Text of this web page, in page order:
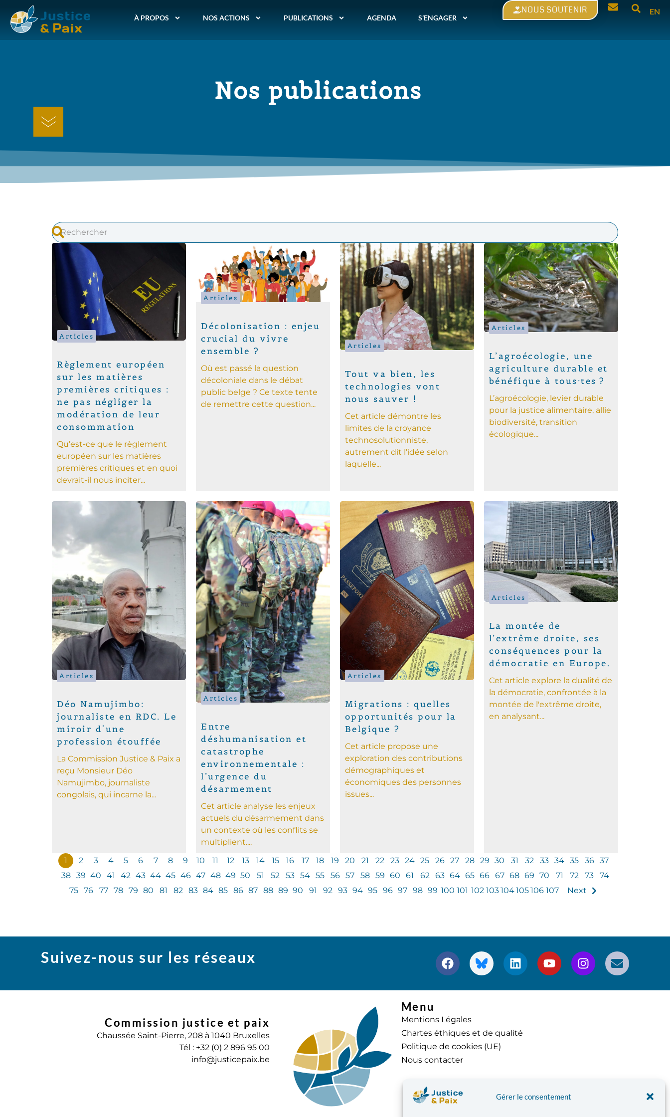
Gérer le consentement
À PROPOS NOS ACTIONS PUBLICATIONS AGENDA S’ENGAGER
NOUS SOUTENIR EN
Nos publications
Articles
Règlement européen
sur les matières
premières critiques :
ne pas négliger la
modération de leur
consommation
Qu’est-ce que le règlement
européen sur les matières
premières critiques et en quoi
devrait-il nous inciter...
Articles
Décolonisation : enjeu
crucial du vivre
ensemble ?
Où est passé la question
décoloniale dans le débat
public belge ? Ce texte tente
de remettre cette question...
Articles
Tout va bien, les
technologies vont
nous sauver !
Cet article démontre les
limites de la croyance
technosolutionniste,
autrement dit l’idée selon
laquelle...
Articles
L’agroécologie, une
agriculture durable et
bénéfique à tous·tes ?
L’agroécologie, levier durable
pour la justice alimentaire, allie
biodiversité, transition
écologique...
Articles
Déo Namujimbo:
journaliste en RDC. Le
miroir d'une
profession étouffée
La Commission Justice & Paix a
reçu Monsieur Déo
Namujimbo, journaliste
congolais, qui incarne la...
Articles
Entre
déshumanisation et
catastrophe
environnementale :
l’urgence du
désarmement
Cet article analyse les enjeux
actuels du désarmement dans
un contexte où les conflits se
multiplient....
Articles
Migrations : quelles
opportunités pour la
Belgique ?
Cet article propose une
exploration des contributions
démographiques et
économiques des personnes
issues...
Articles
La montée de
l’extrême droite, ses
conséquences pour la
démocratie en Europe.
Cet article explore la dualité de
la démocratie, confrontée à la
montée de l'extrême droite,
en analysant...
1 2 3 4 5 6 7 8 9 10 11 12 13 14 15 16 17 18 19 20 21 22 23 24 25 26 27 28 29 30 31 32 33 34 35 36
37
38
39 40 41 42 43 44 45 46 47 48 49 50 51 52 53 54 55 56 57 58 59 60 61 62 63 64 65 66 67 68 69 70 71 72 73
74
75
76 77 78 79 80 81 82 83 84 85 86 87 88 89 90 91 92 93 94 95 96 97 98 99 100 101 102 103104105106 107 Next
Suivez-nous sur les réseaux
Commission justice et paix
Chaussée Saint-Pierre, 208 à 1040 Bruxelles
Tél : +32 (0) 2 896 95 00
info@justicepaix.be
Menu
Mentions Légales
Chartes éthiques et de qualité
Politique de cookies (UE)
Nous contacter